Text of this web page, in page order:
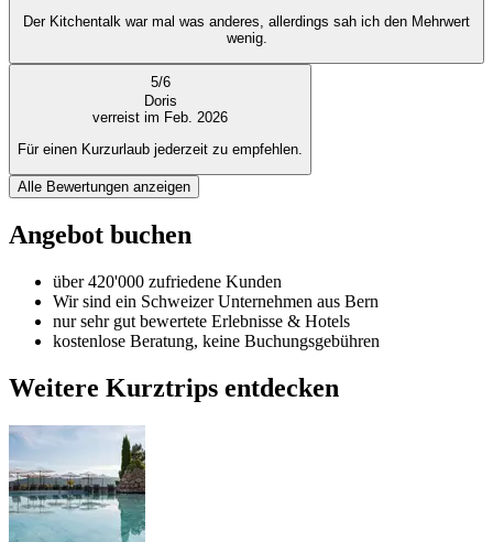
Der Kitchentalk war mal was anderes, allerdings sah ich den Mehrwert
wenig.
5/6
Doris
verreist im Feb. 2026
Für einen Kurzurlaub jederzeit zu empfehlen.
Alle Bewertungen anzeigen
Angebot buchen
über 420'000 zufriedene Kunden
Wir sind ein Schweizer Unternehmen aus Bern
nur sehr gut bewertete Erlebnisse & Hotels
kostenlose Beratung, keine Buchungsgebühren
Weitere Kurztrips entdecken